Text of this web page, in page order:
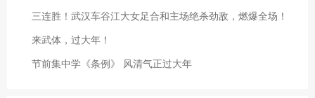
三连胜！武汉车谷江大女足合和主场绝杀劲敌，燃爆全场！
来武体，过大年！
节前集中学《条例》 风清气正过大年